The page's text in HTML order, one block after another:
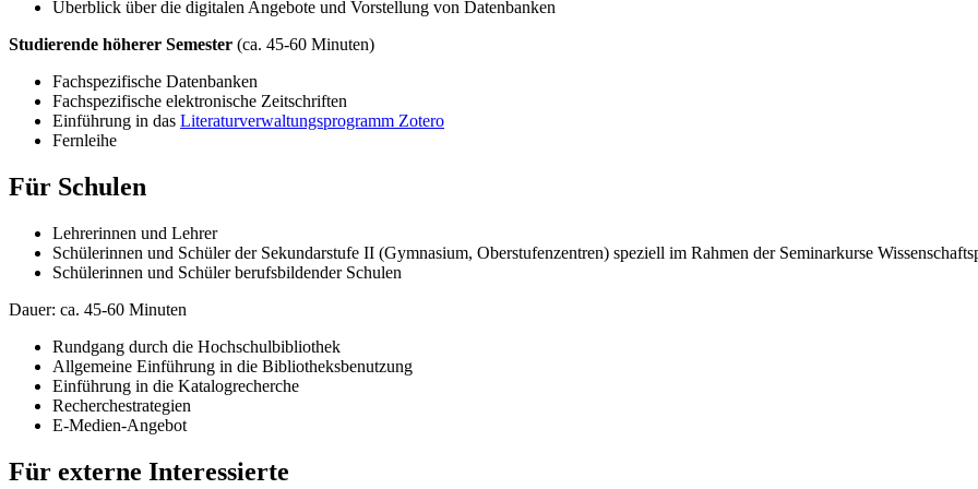
Überblick über die digitalen Angebote und Vorstellung von Datenbanken
Studierende höherer Semester (ca. 45-60 Minuten)
Fachspezifische Datenbanken
Fachspezifische elektronische Zeitschriften
Einführung in das Literaturverwaltungsprogramm Zotero
Fernleihe
Für Schulen
Lehrerinnen und Lehrer
Schülerinnen und Schüler der Sekundarstufe II (Gymnasium, Oberstufenzentren) speziell im Rahmen der Seminarkurse
Schülerinnen und Schüler berufsbildender Schulen
Dauer: ca. 45-60 Minuten
Rundgang durch die Hochschulbibliothek
Allgemeine Einführung in die Bibliotheksbenutzung
Einführung in die Katalogrecherche
Recherchestrategien
E-Medien-Angebot
Für externe Interessierte